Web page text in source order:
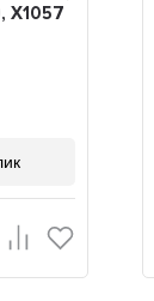
Х1057